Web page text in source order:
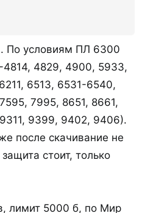
По условиям ПЛ 6300
4814, 4829, 4900, 5933,
6513, 6531-6540,
7995, 8651, 8661,
9399, 9402, 9406).
после скачивание не
стоит, только
лимит 5000 б, по Мир